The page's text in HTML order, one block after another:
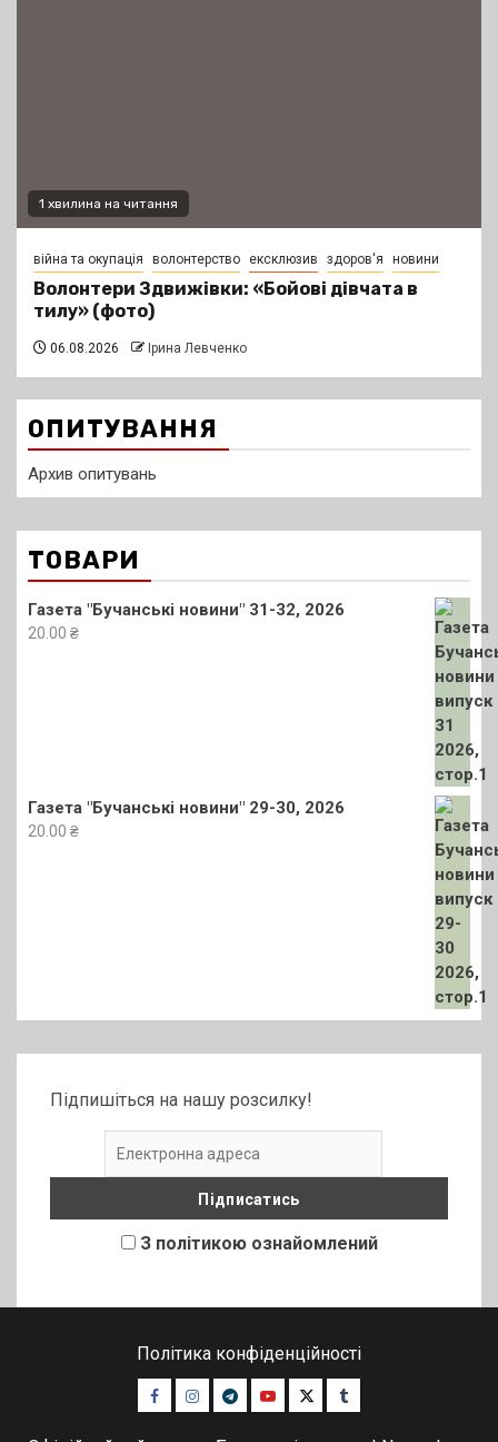
1 хвилина на читання
війна та окупація волонтерство ексклюзив здоров'я новини
Волонтери Здвижівки: «Бойові дівчата в
тилу» (фото)
06.08.2026 Ірина Левченко
ОПИТУВАННЯ
Архив опитувань
ТОВАРИ
Газета "Бучанські новини" 31-32, 2026
20.00 ₴
Газета "Бучанські новини" 29-30, 2026
20.00 ₴
Підпишіться на нашу розсилку!
З політикою ознайомлений
Політика конфіденційності
Facebook
Instagram
TelegramYoutubeTwitterTumblr